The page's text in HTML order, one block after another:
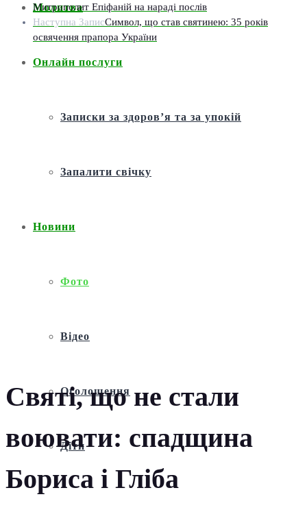
Молитва
Онлайн послуги
Записки за здоров’я та за упокій
Запалити свічку
Новини
Фото
Відео
Оголошення
Діти
Святі, що не стали
воювати: спадщина
Бориса і Гліба
Митрополит Епіфаній на нараді послів
Наступна ЗаписСимвол, що став святинею: 35 років
освячення прапора України